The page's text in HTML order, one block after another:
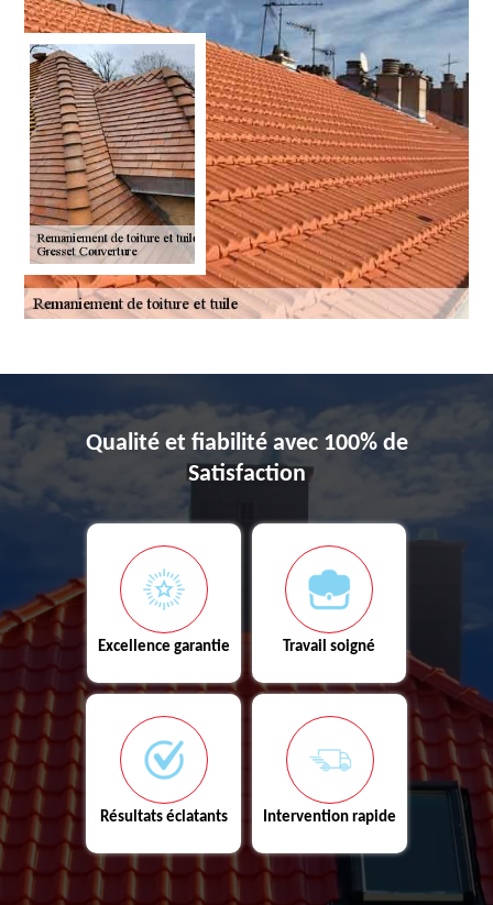
Qualité et fiabilité avec 100% de
Satisfaction
Excellence garantie Travail soigné
Résultats éclatants Intervention rapide